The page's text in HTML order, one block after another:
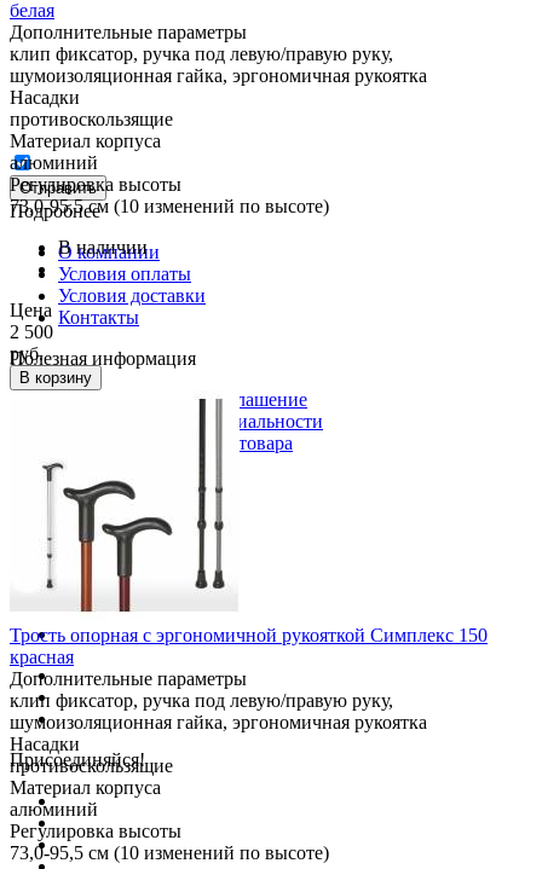
белая
Дополнительные параметры
клип фиксатор, ручка под левую/правую руку,
шумоизоляционная гайка, эргономичная рукоятка
Насадки
противоскользящие
Материал корпуса
алюминий
Регулировка высоты
73,0-95,5 см (10 изменений по высоте)
В наличии
Цена
2 500
руб.
В корзину
Трость опорная с эргономичной рукояткой Симплекс 150
красная
Дополнительные параметры
клип фиксатор, ручка под левую/правую руку,
шумоизоляционная гайка, эргономичная рукоятка
Насадки
противоскользящие
Материал корпуса
алюминий
Регулировка высоты
73,0-95,5 см (10 изменений по высоте)
Отправить
Подробнее
О компании
Условия оплаты
Условия доставки
Контакты
Полезная информация
Пользовательское соглашение
Политика конфиденциальности
Получение и возврат товара
Присоединяйся!
Присоединяйся!